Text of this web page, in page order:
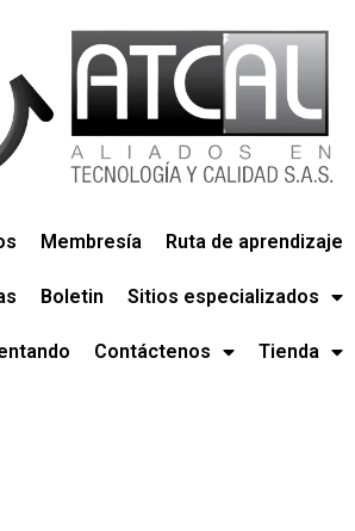
Membresía Ruta de aprendizaje
Boletin Sitios especializados
Contáctenos Tienda